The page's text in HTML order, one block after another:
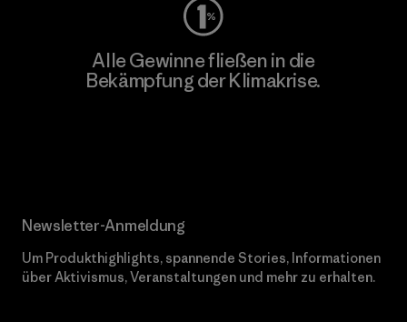
Alle Gewinne fließen in die
Bekämpfung der Klimakrise.
Newsletter-Anmeldung
Um Produkthighlights, spannende Stories, Informationen
über Aktivismus, Veranstaltungen und mehr zu erhalten.